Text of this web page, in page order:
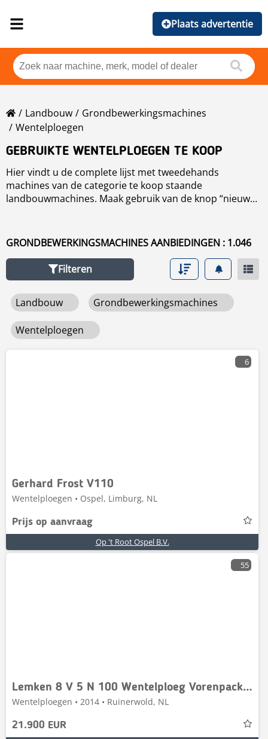
Plaats advertentie
Landbouw
Grondbewerkingsmachines
Wentelploegen
GEBRUIKTE WENTELPLOEGEN TE KOOP
Hier vindt u de complete lijst met tweedehands
machines van de categorie te koop staande
landbouwmachines. Maak gebruik van de knop “nieuwe
tweedehands.
GRONDBEWERKINGSMACHINES AANBIEDINGEN : 1.046
Filteren
Landbouw Grondbewerkingsmachines
Wentelploegen
6
Gerhard Frost V110
Wentelploegen • Ospel, Limburg, NL
Prijs op aanvraag
Op 't Root Ospel B.V.
55
Lemken 8 V 5 N 100 Wentelploeg Vorenpacker Flexpack 5 sch
Wentelploegen • 2014 • Ruinerwold, NL
21.900 EUR